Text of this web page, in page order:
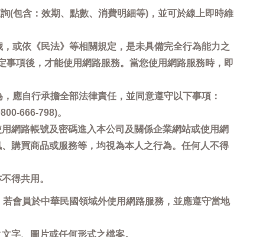
(包含：效期、點數、消費明細等)，並可於線上即時維
或依《民法》等相關規定，是未具備完全行為能力之
項後，才能使用網路服務。當您使用網路服務時，即
應自行承擔全部法律責任，並同意遵守以下事項：
666-798)。
網路帳號及密碼進入本公司及關係企業網站或使用網
購買商品或服務等，均視為本人之行為。任何人不得
得共用。
會員於中華民國領域外使用網路服務，並應遵守當地
字、圖片或任何形式之檔案。